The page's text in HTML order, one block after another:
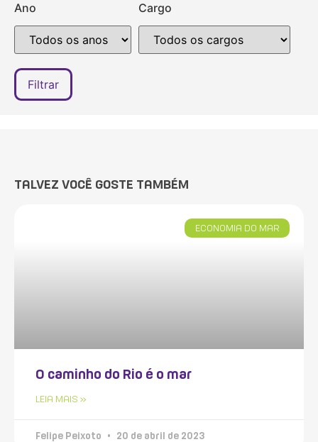
Ano
Cargo
TALVEZ VOCÊ GOSTE TAMBÉM
ECONOMIA DO MAR
O caminho do Rio é o mar
LEIA MAIS »
Felipe Peixoto 20 de abril de 2023